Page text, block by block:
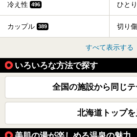
冷え性 496 ひと
カップル 389 切り傷
すべて表示する
いろいろな方法で探す
全国の施設から同じ
北海道トップを